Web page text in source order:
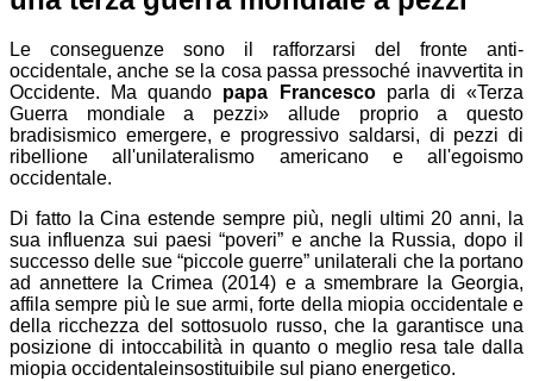
Le conseguenze sono il rafforzarsi del fronte anti-
occidentale, anche se la cosa passa pressoché inavvertita in
Occidente. Ma quando papa Francescoparla di «Terza
Guerra mondiale a pezzi» allude proprio a questo
bradisismico emergere, e progressivo saldarsi, di pezzi di
ribellione all'unilateralismo americano e all'egoismo
occidentale.
Di fatto la Cina estende sempre più, negli ultimi 20 anni, la
sua influenza sui paesi “poveri” e anche la Russia, dopo il
successo delle sue “piccole guerre” unilaterali che la portano
ad annettere la Crimea (2014) e a smembrare la Georgia,
affila sempre più le sue armi, forte della miopia occidentale e
della ricchezza del sottosuolo russo, che la garantisce una
posizione di intoccabilità in quanto o meglio resa tale dalla
miopia occidentaleinsostituibile sul piano energetico.